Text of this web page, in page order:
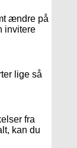
ændre på
invitere
lige så
fra
kan du